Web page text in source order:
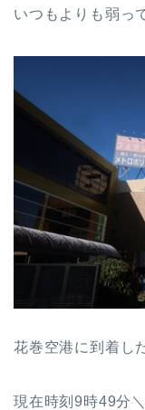
いつもよりも弱っ
花巻空港に到着し
現在時刻9時49分